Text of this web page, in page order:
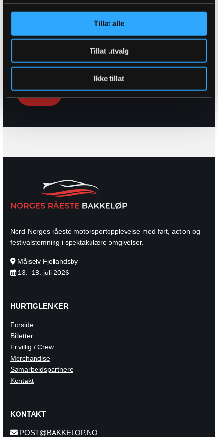
Tillat alle
Tillat utvalg
Ikke tillat
Media opplastning (mulig å laste opp flere filer
Velg fil Ingen fil valgt
Nord-Norges råeste motorsportopplevelse med fart, action og
festivalstemning i spektakulære omgivelser.
 Målselv Fjellandsby
13.–18. juli 2026
HURTIGLENKER
Forside
Billetter
Frivillig / Crew
Merchandise
Samarbeidspartnere
Kontakt
KONTAKT
 POST@BAKKELOP.NO